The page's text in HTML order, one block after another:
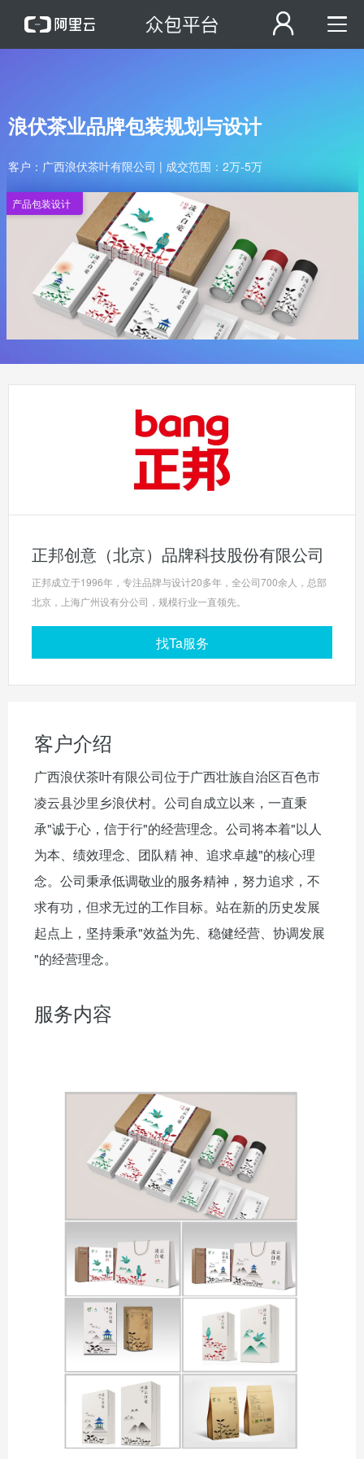
浪伏茶业品牌包装规划与设计
客户：广西浪伏茶叶有限公司 | 成交范围：2万-5万
产品包装设计
正邦创意（北京）品牌科技股份有限公司
正邦成立于1996年，专注品牌与设计20多年，全公司700余人，总部
北京，上海广州设有分公司，规模行业一直领先。
找Ta服务
客户介绍
广西浪伏茶叶有限公司位于广西壮族自治区百色市
凌云县沙里乡浪伏村。公司自成立以来，一直秉
承"诚于心，信于行"的经营理念。公司将本着"以人
为本、绩效理念、团队精 神、追求卓越"的核心理
念。公司秉承低调敬业的服务精神，努力追求，不
求有功，但求无过的工作目标。站在新的历史发展
起点上，坚持秉承"效益为先、稳健经营、协调发展
"的经营理念。
服务内容